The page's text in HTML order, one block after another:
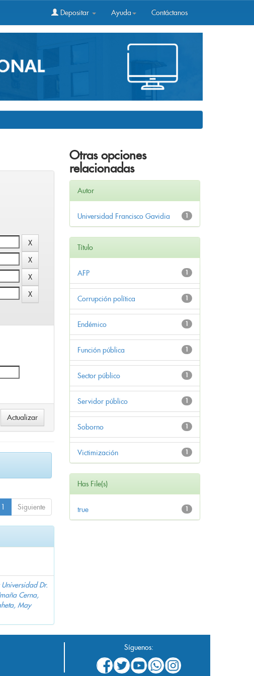
Depositar Ayuda Contáctanos
1 Siguiente
Universidad Dr.
Cerna,
May
Otras opciones
relacionadas
Autor
1
Universidad Francisco Gavidia
Título
1
AFP
1
Corrupción política
1
Endémico
1
Función pública
1
Sector público
1
Servidor público
1
Soborno
1
Victimización
Has File(s)
1
true
Síguenos: